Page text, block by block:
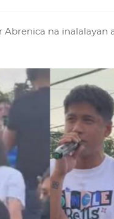
na inalalayan